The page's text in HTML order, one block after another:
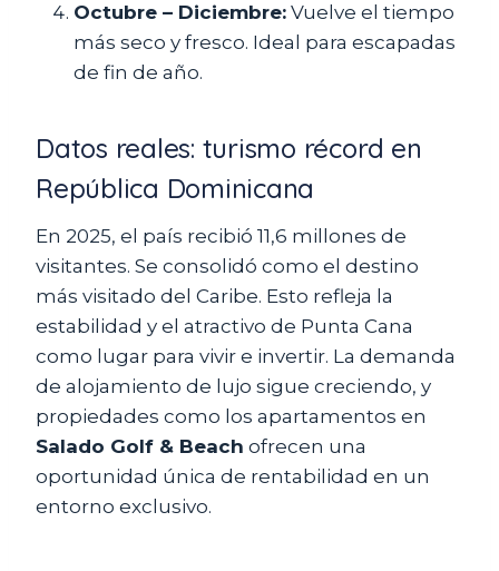
Octubre – Diciembre: Vuelve el tiempo
más seco y fresco. Ideal para escapadas
de fin de año.
Datos reales: turismo récord en
República Dominicana
En 2025, el país recibió 11,6 millones de
visitantes. Se consolidó como el destino
más visitado del Caribe. Esto refleja la
estabilidad y el atractivo de Punta Cana
como lugar para vivir e invertir. La demanda
de alojamiento de lujo sigue creciendo, y
propiedades como los apartamentos en
Salado Golf & Beach ofrecen una
oportunidad única de rentabilidad en un
entorno exclusivo.